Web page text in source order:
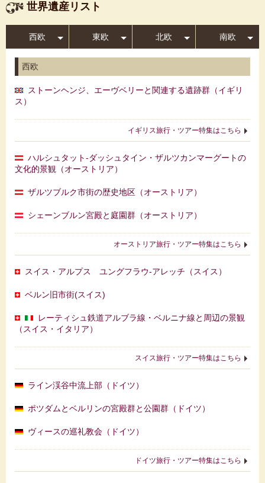
世界遺産リスト
西欧 東欧 北欧 南欧
西欧
ストーンヘンジ、エーヴベリーと関連する遺跡群（イギリ
ス）
イギリス旅行・ツアー特集はこちら
ハルシュタット‐ダッシュタイン・ザルツカンマーグートの
文化的景観（オーストリア）
ザルツブルク市街の歴史地区（オーストリア）
シェーンブルン宮殿と庭園群（オーストリア）
オーストリア旅行・ツアー特集はこちら
スイス・アルプス ユングフラウ‐アレッチ（スイス）
ベルン旧市街(スイス)
レーティシュ鉄道アルブラ線・ベルニナ線と周辺の景観
（スイス・イタリア）
スイス旅行・ツアー特集はこちら
ライン渓谷中流上部（ドイツ）
ポツダムとベルリンの宮殿群と公園群（ドイツ）
ヴィースの巡礼教会（ドイツ）
ドイツ旅行・ツアー特集はこちら